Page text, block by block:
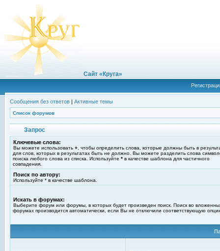
Сайт «Круга»
Сообщения без ответов | Активные темы
Список форумов
Запрос
Ключевые слова:
Вы можете использовать + , чтобы определить слова, которые должны быть в
для слов, которых в результатах быть не должно. Вы можете разделить слова
поиска любого слова из списка. Используйте * в качестве шаблона для частичного
совпадения.
Поиск по автору:
Используйте * в качестве шаблона.
Искать в форумах:
Выберите форум или форумы, в которых будет произведен поиск. Поиск во
форумах производится автоматически, если Вы не отключили соответствующую